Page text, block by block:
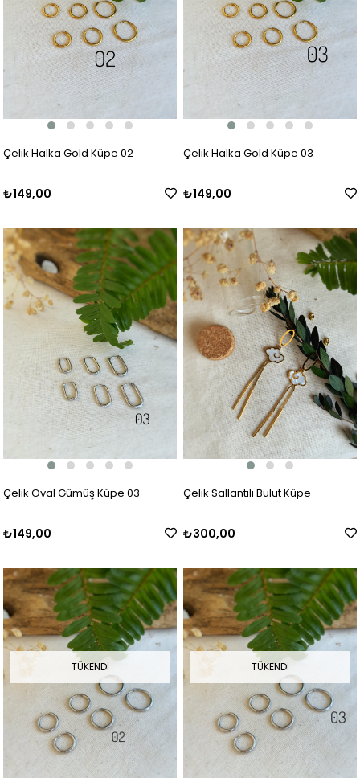
Çelik Halka Gold Küpe 02
₺149,00
Çelik Halka Gold Küpe 03
₺149,00
Çelik Oval Gümüş Küpe 03
₺149,00
Çelik Sallantılı Bulut Küpe
₺300,00
TÜKENDI TÜKENDI